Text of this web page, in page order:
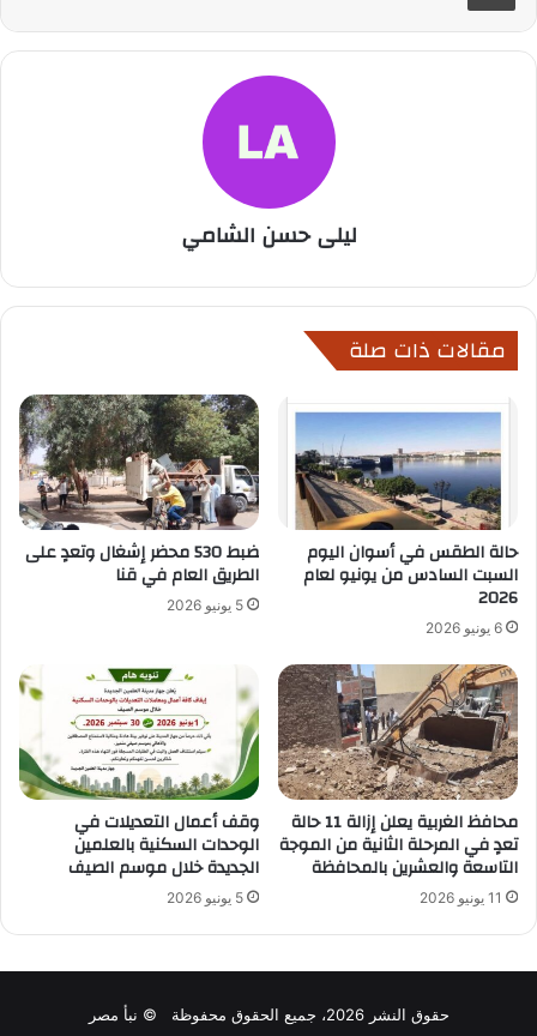
ليلى حسن الشامي
مقالات ذات صلة
حالة الطقس في أسوان اليوم
السبت السادس من يونيو لعام
2026
6 يونيو 2026
ضبط 530 محضر إشغال وتعدٍ على
الطريق العام في قنا
5 يونيو 2026
محافظ الغربية يعلن إزالة 11 حالة
تعدٍ في المرحلة الثانية من الموجة
التاسعة والعشرين بالمحافظة
11 يونيو 2026
وقف أعمال التعديلات في
الوحدات السكنية بالعلمين
الجديدة خلال موسم الصيف
5 يونيو 2026
حقوق النشر 2026، جميع الحقوق محفوظة © نبأ مصر